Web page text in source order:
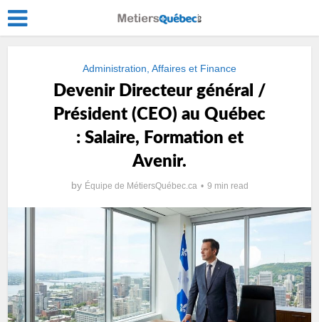
Administration, Affaires et Finance
Devenir Directeur général /
Président (CEO) au Québec
: Salaire, Formation et
Avenir.
by Équipe de MétiersQuébec.ca 9 min read